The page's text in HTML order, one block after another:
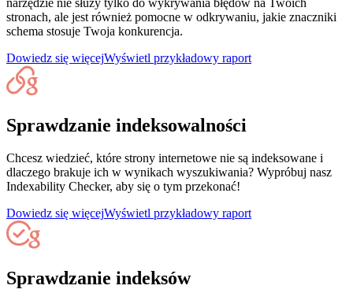
stronach, ale jest również pomocne w odkrywaniu, jakie znaczniki
schema stosuje Twoja konkurencja.
Dowiedz się więcejWyświetl przykładowy raport
Sprawdzanie indeksowalności
Chcesz wiedzieć, które strony internetowe nie są indeksowane i
dlaczego brakuje ich w wynikach wyszukiwania? Wypróbuj nasz
Indexability Checker, aby się o tym przekonać!
Dowiedz się więcejWyświetl przykładowy raport
Sprawdzanie indeksów